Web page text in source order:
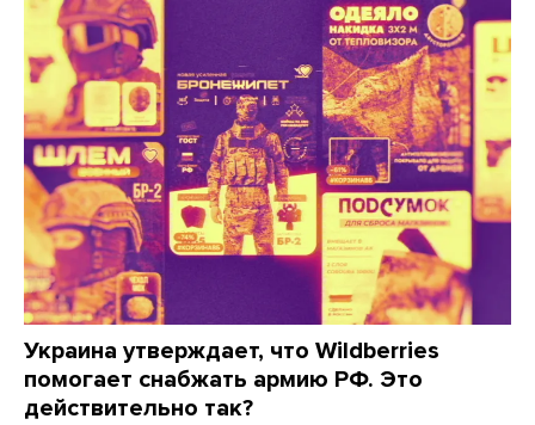
Украина утверждает, что Wildberries
помогает снабжать армию РФ. Это
действительно так?